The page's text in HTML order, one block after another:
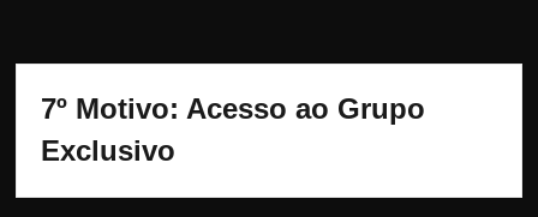
7º Motivo: Acesso ao Grupo
Exclusivo